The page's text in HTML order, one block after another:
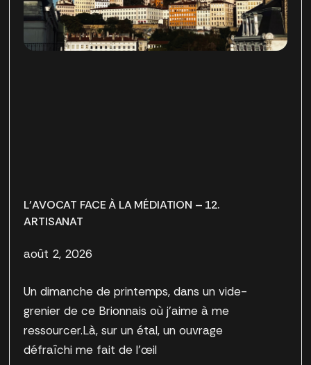
L’AVOCAT FACE À LA MÉDIATION – 12.
ARTISANAT
août 2, 2026
Un dimanche de printemps, dans un vide-
grenier de ce Brionnais où j’aime à me
ressourcer.Là, sur un étal, un ouvrage
défraîchi me fait de l’œil